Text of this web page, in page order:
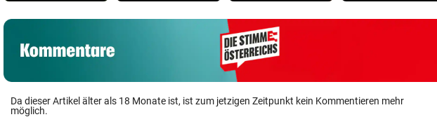
Da dieser Artikel älter als 18 Monate ist, ist zum jetzigen Zeitpunkt kein Kommentieren mehr
möglich.